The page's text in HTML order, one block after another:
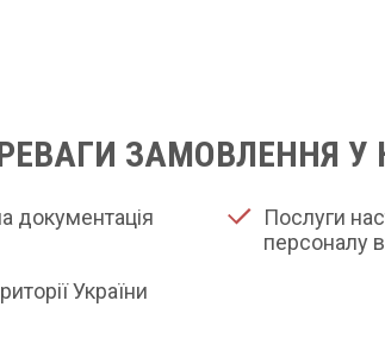
ЗАМОВЛЕННЯ У
документація
України
Послуги
персоналу